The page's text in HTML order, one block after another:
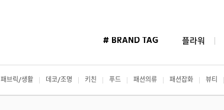
# BRAND TAG 플라워
패브릭/생활 데코/조명 키친 푸드 패션의류 패션잡화 뷰티